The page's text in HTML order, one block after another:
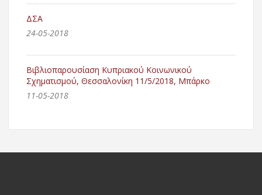
ΔΣΑ
24-05-2018
Βιβλιοπαρουσίαση Κυπριακού Κοινωνικού
Σχηματισμού, Θεσσαλονίκη 11/5/2018, Μπάρκο
11-05-2018